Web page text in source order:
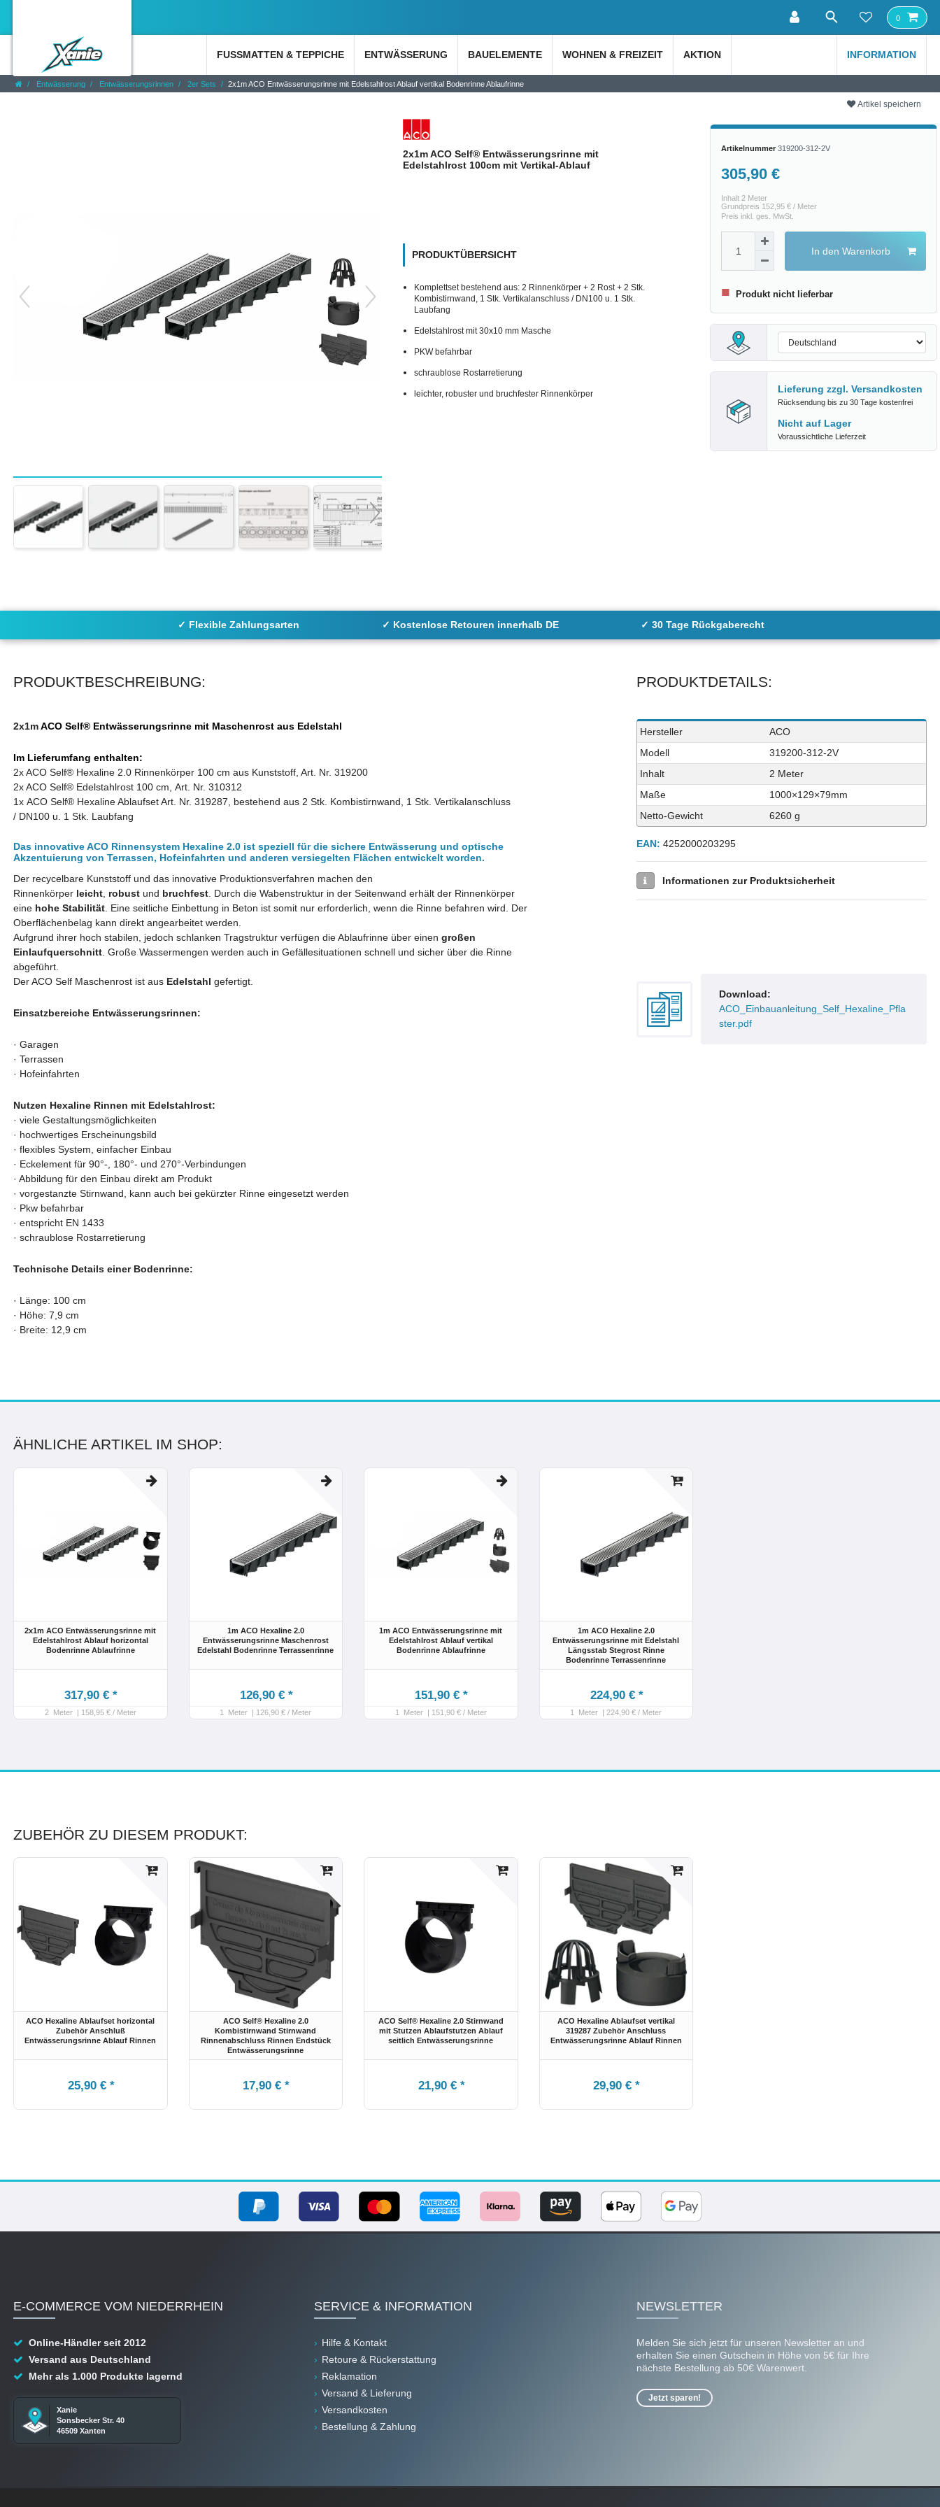
0
FUSSMATTEN & TEPPICHE ENTWÄSSERUNG BAUELEMENTE WOHNEN & FREIZEIT AKTION INFORMATION
Entwässerung Entwässerungsrinnen 2er Sets 2x1m ACO Entwässerungsrinne mit Edelstahlrost Ablauf vertikal Bodenrinne Ablaufrinne
2x1m ACO Self® Entwässerungsrinne mit
Edelstahlrost 100cm mit Vertikal-Ablauf
Artikel speichern
PRODUKTÜBERSICHT
Komplettset bestehend aus: 2 Rinnenkörper + 2 Rost + 2 Stk.
Kombistirnwand, 1 Stk. Vertikalanschluss / DN100 u. 1 Stk.
Laubfang
Edelstahlrost mit 30x10 mm Masche
PKW befahrbar
schraublose Rostarretierung
leichter, robuster und bruchfester Rinnenkörper
Artikelnummer319200-312-2V
305,90 €
Inhalt 2 Meter
Grundpreis 152,95 € / Meter
Preis inkl. ges. MwSt.
In den Warenkorb
■ Produkt nicht lieferbar
Lieferung zzgl. Versandkosten
Rücksendung bis zu 30 Tage kostenfrei
Nicht auf Lager
Voraussichtliche Lieferzeit
✓ Flexible Zahlungsarten ✓ Kostenlose Retouren innerhalb DE ✓ 30 Tage Rückgaberecht
PRODUKTBESCHREIBUNG:
2x1mACO Self® Entwässerungsrinne mit Maschenrost aus Edelstahl
Im Lieferumfang enthalten:
2x ACO Self® Hexaline 2.0 Rinnenkörper 100 cm aus Kunststoff, Art. Nr. 319200
2x ACO Self® Edelstahlrost 100 cm, Art. Nr. 310312
1x ACO Self® Hexaline Ablaufset Art. Nr. 319287, bestehend aus 2 Stk. Kombistirnwand, 1 Stk. Vertikalanschluss
/ DN100 u. 1 Stk. Laubfang
Das innovative ACO Rinnensystem Hexaline 2.0 ist speziell für die sichere Entwässerung und optische
Akzentuierung von Terrassen, Hofeinfahrten und anderen versiegelten Flächen entwickelt worden.
Der recycelbare Kunststoff und das innovative Produktionsverfahren machen den
Rinnenkörper leicht robust und bruchfest . Durch die Wabenstruktur in der Seitenwand erhält der Rinnenkörper
eine hohe Stabilität . Eine seitliche Einbettung in Beton ist somit nur erforderlich, wenn die Rinne befahren wird. Der
Oberflächenbelag kann direkt angearbeitet werden.
Aufgrund ihrer hoch stabilen, jedoch schlanken Tragstruktur verfügen die Ablaufrinne über einen großen
Einlaufquerschnitt . Große Wassermengen werden auch in Gefällesituationen schnell und sicher über die Rinne
abgeführt.
Der ACO Self Maschenrost ist aus Edelstahl gefertigt.
Einsatzbereiche Entwässerungsrinnen:
· Garagen
· Terrassen
· Hofeinfahrten
Nutzen Hexaline Rinnen mit Edelstahlrost:
· viele Gestaltungsmöglichkeiten
· hochwertiges Erscheinungsbild
· flexibles System, einfacher Einbau
· Eckelement für 90°-, 180°- und 270°-Verbindungen
· Abbildung für den Einbau direkt am Produkt
· vorgestanzte Stirnwand, kann auch bei gekürzter Rinne eingesetzt werden
· Pkw befahrbar
· entspricht EN 1433
· schraublose Rostarretierung
Technische Details einer Bodenrinne:
· Länge: 100 cm
· Höhe: 7,9 cm
· Breite: 12,9 cm
PRODUKTDETAILS:
Technisches
Merkmal
Wert
Hersteller
ACO
Modell
319200-312-2V
Inhalt
2 Meter
Maße
1000×129×79mm
Netto-Gewicht
6260 g
EAN: 4252000203295
Informationen zur Produktsicherheit
Download:
ACO_Einbauanleitung_Self_Hexaline_Pfla
ster.pdf
ÄHNLICHE ARTIKEL IM SHOP:
2x1m ACO Entwässerungsrinne mit
Edelstahlrost Ablauf horizontal
Bodenrinne Ablaufrinne
317,90 € *
2 Meter | 158,95 € / Meter
1m ACO Hexaline 2.0
Entwässerungsrinne Maschenrost
Edelstahl Bodenrinne Terrassenrinne
126,90 € *
1 Meter | 126,90 € / Meter
1m ACO Entwässerungsrinne mit
Edelstahlrost Ablauf vertikal
Bodenrinne Ablaufrinne
151,90 € *
1 Meter | 151,90 € / Meter
1m ACO Hexaline 2.0
Entwässerungsrinne mit Edelstahl
Längsstab Stegrost Rinne
Bodenrinne Terrassenrinne
224,90 € *
1 Meter | 224,90 € / Meter
ZUBEHÖR ZU DIESEM PRODUKT:
ACO Hexaline Ablaufset horizontal
Zubehör Anschluß
Entwässerungsrinne Ablauf Rinnen
25,90 € *
ACO Self® Hexaline 2.0
Kombistirnwand Stirnwand
Rinnenabschluss Rinnen Endstück
Entwässerungsrinne
17,90 € *
ACO Self® Hexaline 2.0 Stirnwand
mit Stutzen Ablaufstutzen Ablauf
seitlich Entwässerungsrinne
21,90 € *
ACO Hexaline Ablaufset vertikal
319287 Zubehör Anschluss
Entwässerungsrinne Ablauf Rinnen
29,90 € *
E-COMMERCE VOM NIEDERRHEIN
Online-Händler seit 2012
Versand aus Deutschland
Mehr als 1.000 Produkte lagernd
Xanie
Sonsbecker Str. 40
46509 Xanten
SERVICE & INFORMATION
Hilfe & Kontakt
Retoure & Rückerstattung
Reklamation
Versand & Lieferung
Versandkosten
Bestellung & Zahlung
NEWSLETTER
Melden Sie sich jetzt für unseren Newsletter an und
erhalten Sie einen Gutschein in Höhe von 5€ für Ihre
nächste Bestellung ab 50€ Warenwert.
Jetzt sparen!